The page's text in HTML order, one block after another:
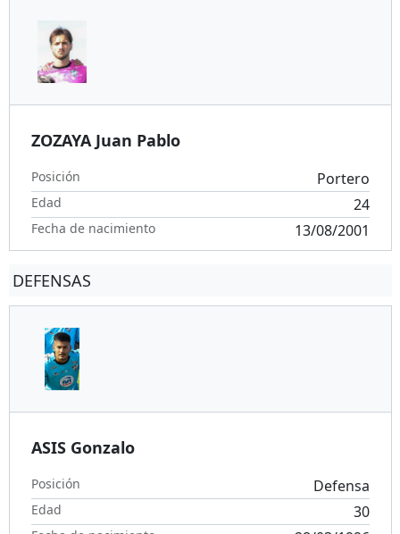
ZOZAYA Juan Pablo
Posición Portero
Edad 24
Fecha de nacimiento 13/08/2001
DEFENSAS
ASIS Gonzalo
Posición Defensa
Edad 30